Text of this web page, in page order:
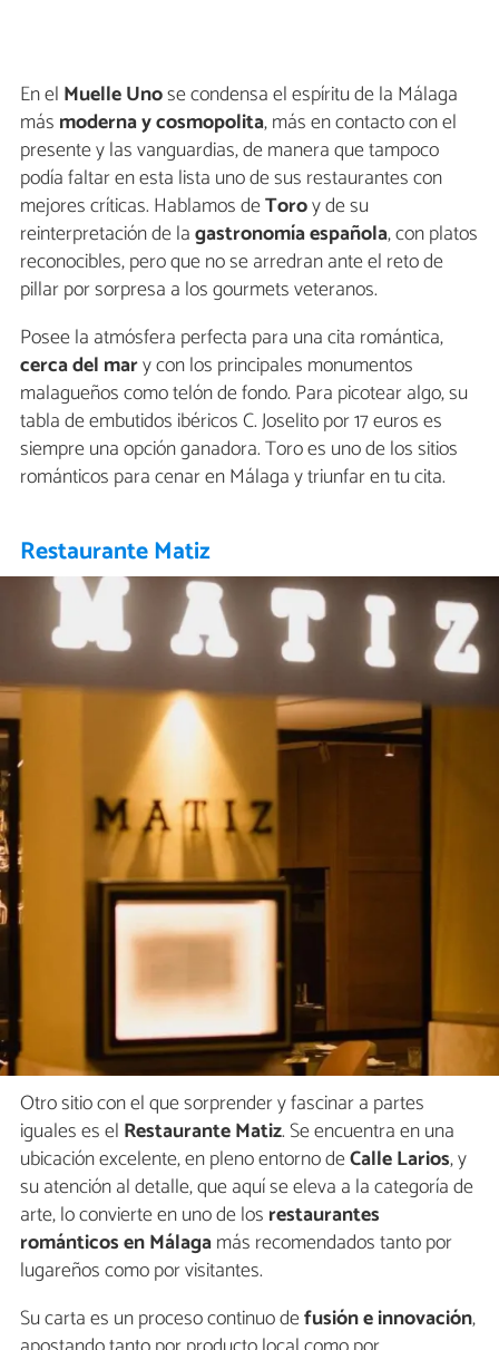
En el Muelle Unose condensa el espíritu de la Málaga
más moderna y cosmopolita, más en contacto con el
presente y las vanguardias, de manera que tampoco
podía faltar en esta lista uno de sus restaurantes con
mejores críticas. Hablamos deToroy de su
reinterpretación de lagastronomía española, con platos
reconocibles, pero que no se arredran ante el reto de
pillar por sorpresa a los gourmets veteranos.
Posee la atmósfera perfecta para una cita romántica,
cerca del mary con los principales monumentos
malagueños como telón de fondo. Para picotear algo, su
tabla de embutidos ibéricos C. Joselito por 17 euros es
siempre una opción ganadora. Toro es uno de los sitios
románticos para cenar en Málaga y triunfar en tu cita.
Restaurante Matiz
Otro sitio con el que sorprender y fascinar a partes
iguales es el Restaurante Matiz. Se encuentra en una
ubicación excelente, en pleno entorno deCalle Larios, y
su atención al detalle, que aquí se eleva a la categoría de
arte, lo convierte en uno de los restaurantes
románticos en Málagamás recomendados tanto por
lugareños como por visitantes.
Su carta es un proceso continuo defusión e innovación,